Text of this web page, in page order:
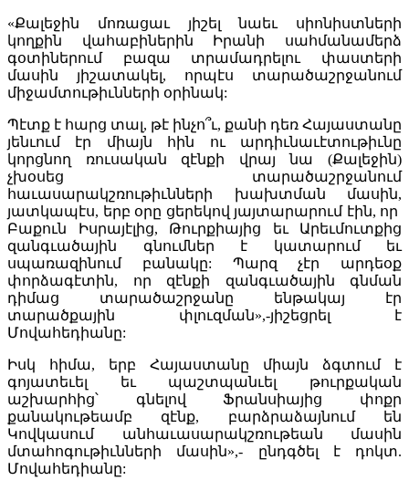
«Քալեջին մոռացաւ յիշել նաեւ սիոնիստների
կողքին վահաբիներին Իրանի սահմանամերձ
գօտիներում բազա տրամադրելու փաստերի
մասին յիշատակել, որպէս տարածաշրջանում
միջամտութիւնների օրինակ:
Պէտք է հարց տալ, թէ ինչո՞ւ, քանի դեռ Հայաստանը
յենւում էր միայն հին ու արդիւնաւէտութիւնը
կորցնող ռուսական զէնքի վրայ նա (Քալեջին)
չխօսեց տարածաշրջանում
հաւասարակշռութիւնների խախտման մասին,
յատկապէս, երբ օրը ցերեկով յայտարարում էին, որ
Բաքուն Իսրայէլից, Թուրքիայից եւ Արեւմուտքից
զանգւածային գնումներ է կատարում եւ
սպառազինում բանակը: Պարզ չէր արդեօք
փորձագէտին, որ զէնքի զանգւածային գնման
դիմաց տարածաշրջանը ենթակայ էր
տարածքային փլուզման»,-յիշեցրել է
Մովահեդիանը:
Իսկ հիմա, երբ Հայաստանը միայն ձգտում է
գոյատեւել եւ պաշտպանւել թուրքական
աշխարհից՝ գնելով Ֆրանսիայից փոքր
քանակութեամբ զէնք, բարձրաձայնում են
Կովկասում անհաւասարակշռութեան մասին
մտահոգութիւնների մասին»,- ընդգծել է դոկտ.
Մովահեդիանը: